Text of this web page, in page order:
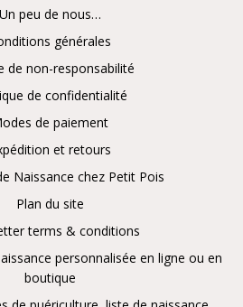
Un peu de nous…
générales
de non-responsabilité
de confidentialité
de paiement
et retours
Naissance chez Petit Pois
Plan du site
terms & conditions
personnalisée en ligne ou en
boutique